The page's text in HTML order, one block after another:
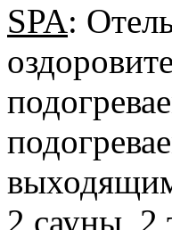
SPA:
2 сауны, 2